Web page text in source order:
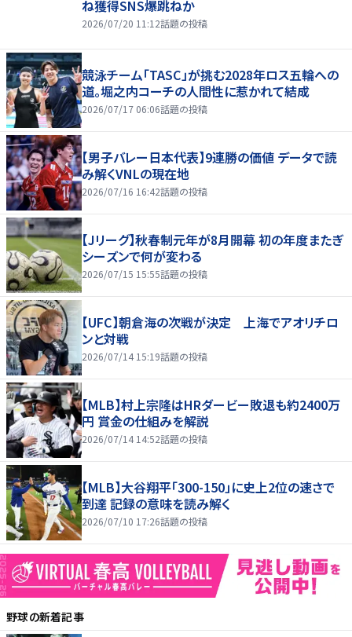
ね獲得SNS爆跳ねか
2026/07/20 11:12話題の投稿
競泳チーム「TASC」が挑む2028年ロス五輪への
道。堀之内コーチの人間性に惹かれて結成
2026/07/17 06:06話題の投稿
【男子バレー日本代表】9連勝の価値 データで読
み解くVNLの現在地
2026/07/16 16:42話題の投稿
【Jリーグ】秋春制元年が8月開幕 初の年度またぎ
シーズンで何が変わる
2026/07/15 15:55話題の投稿
【UFC】朝倉海の次戦が決定 上海でアオリチロ
ンと対戦
2026/07/14 15:19話題の投稿
【MLB】村上宗隆はHRダービー敗退も約2400万
円 賞金の仕組みを解説
2026/07/14 14:52話題の投稿
【MLB】大谷翔平「300-150」に史上2位の速さで
到達 記録の意味を読み解く
2026/07/10 17:26話題の投稿
野球の新着記事